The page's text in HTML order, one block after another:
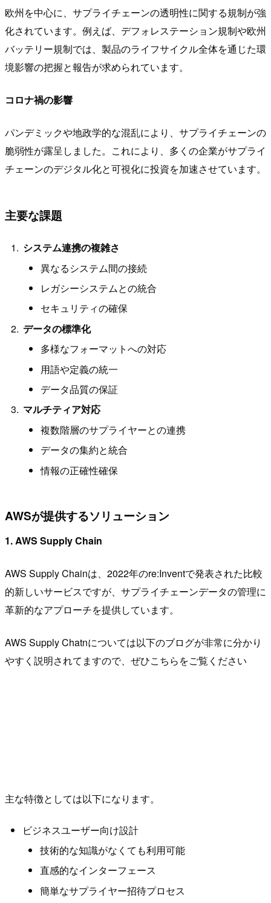
欧州を中心に、サプライチェーンの透明性に関する規制が強
化されています。例えば、デフォレステーション規制や欧州
バッテリー規制では、製品のライフサイクル全体を通じた環
境影響の把握と報告が求められています。
コロナ禍の影響
パンデミックや地政学的な混乱により、サプライチェーンの
脆弱性が露呈しました。これにより、多くの企業がサプライ
チェーンのデジタル化と可視化に投資を加速させています。
主要な課題
システム連携の複雑さ
異なるシステム間の接続
レガシーシステムとの統合
セキュリティの確保
データの標準化
多様なフォーマットへの対応
用語や定義の統一
データ品質の保証
マルチティア対応
複数階層のサプライヤーとの連携
データの集約と統合
情報の正確性確保
AWSが提供するソリューション
1. AWS Supply Chain
AWS Supply Chainは、2022年のre:Inventで発表された比較
的新しいサービスですが、サプライチェーンデータの管理に
革新的なアプローチを提供しています。
AWS Supply Chatnについては以下のブログが非常に分かり
やすく説明されてますので、ぜひこちらをご覧ください
主な特徴としては以下になります。
ビジネスユーザー向け設計
技術的な知識がなくても利用可能
直感的なインターフェース
簡単なサプライヤー招待プロセス